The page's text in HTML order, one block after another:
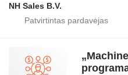
NH Sales B.V.